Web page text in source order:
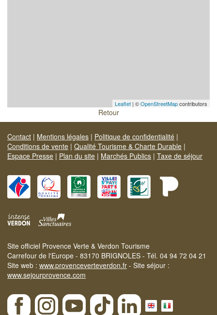
Leaflet | ©OpenStreetMapcontributors
Retour
Contact | Mentions légales | Politique de confidentialité |
Conditions de vente | Qualité Tourisme & Charte Durable |
Espace Presse | Plan du site | Marchés Publics | Taxe de séjour
Site officiel Provence Verte & Verdon Tourisme
Carrefour de l'Europe - 83170 BRIGNOLES - Tél. 04 94 72 04 21
Site web : www.provenceverteverdon.fr - Site séjour :
www.sejourprovence.com